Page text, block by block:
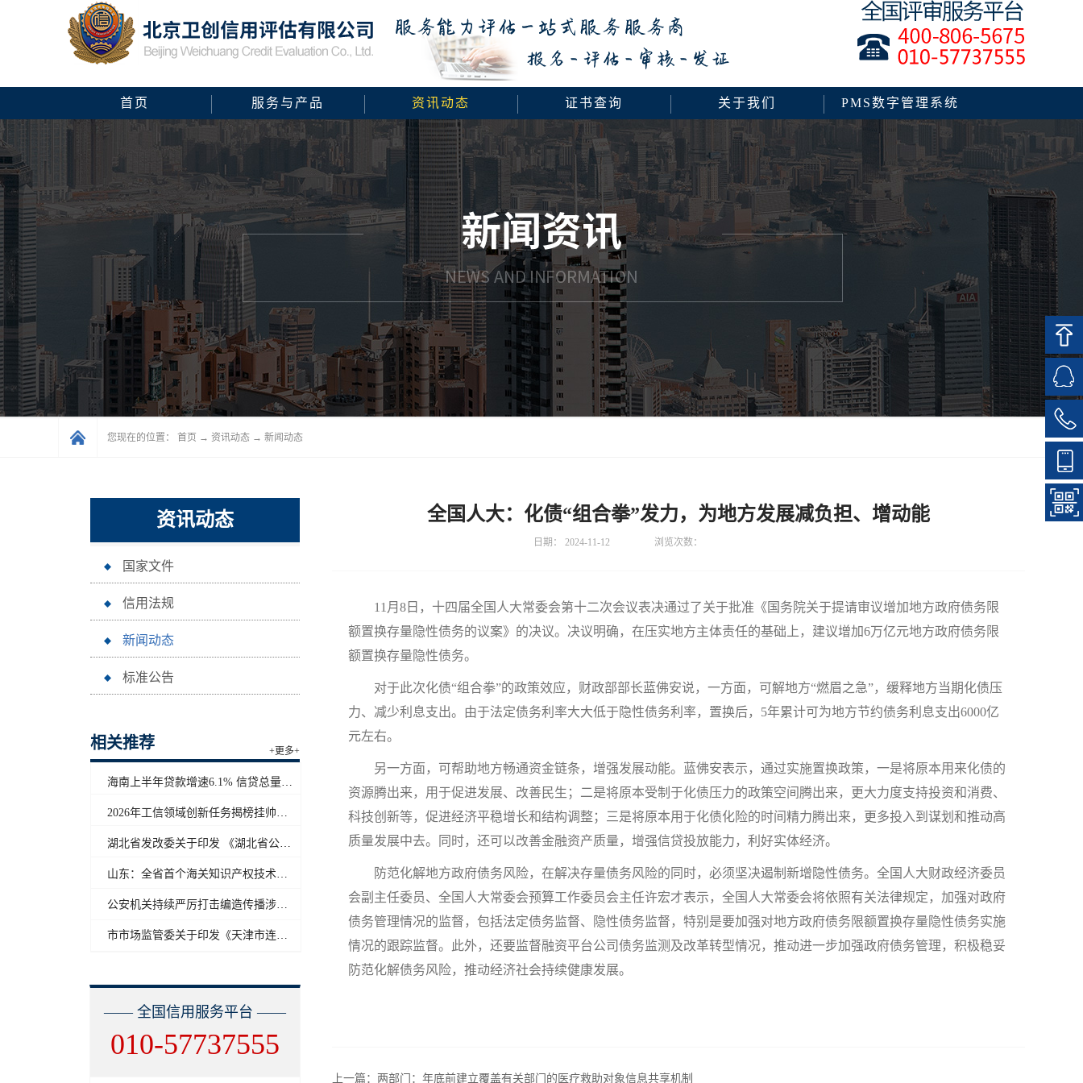
首页 服务与产品 资讯动态 证书查询 关于我们 PMS数字管理系统
您现在的位置： 首页 → 资讯动态 → 新闻动态
资讯动态
国家文件
信用法规
新闻动态
标准公告
相关推荐 +更多+
海南上半年贷款增速6.1% 信贷总量保持合理平稳增长
2026年工信领域创新任务揭榜挂帅工作启动
湖北省发改委关于印发 《湖北省公共信用信息目录（2026年版）》的通知
山东：全省首个海关知识产权技术调查官制度落地济南自贸片区
公安机关持续严厉打击编造传播涉汛涉灾网络谣言
市市场监管委关于印发《天津市连锁企业食品经营许可“先证后核”信用承诺审批实施办法》的通知
—— 全国信用服务平台 ——
010-57737555
全国人大：化债“组合拳”发力，为地方发展减负担、增动能
日期： 2024-11-12 浏览次数：
11月8日，十四届全国人大常委会第十二次会议表决通过了关于批准《国务院关于提请审议增加地方政府债务限
额置换存量隐性债务的议案》的决议。决议明确，在压实地方主体责任的基础上，建议增加6万亿元地方政府债务限
额置换存量隐性债务。
对于此次化债“组合拳”的政策效应，财政部部长蓝佛安说，一方面，可解地方“燃眉之急”，缓释地方当期化债压
力、减少利息支出。由于法定债务利率大大低于隐性债务利率，置换后，5年累计可为地方节约债务利息支出6000亿
元左右。
另一方面，可帮助地方畅通资金链条，增强发展动能。蓝佛安表示，通过实施置换政策，一是将原本用来化债的
资源腾出来，用于促进发展、改善民生；二是将原本受制于化债压力的政策空间腾出来，更大力度支持投资和消费、
科技创新等，促进经济平稳增长和结构调整；三是将原本用于化债化险的时间精力腾出来，更多投入到谋划和推动高
质量发展中去。同时，还可以改善金融资产质量，增强信贷投放能力，利好实体经济。
防范化解地方政府债务风险，在解决存量债务风险的同时，必须坚决遏制新增隐性债务。全国人大财政经济委员
会副主任委员、全国人大常委会预算工作委员会主任许宏才表示，全国人大常委会将依照有关法律规定，加强对政府
债务管理情况的监督，包括法定债务监督、隐性债务监督，特别是要加强对地方政府债务限额置换存量隐性债务实施
情况的跟踪监督。此外，还要监督融资平台公司债务监测及改革转型情况，推动进一步加强政府债务管理，积极稳妥
防范化解债务风险，推动经济社会持续健康发展。
上一篇： 两部门：年底前建立覆盖有关部门的医疗救助对象信息共享机制